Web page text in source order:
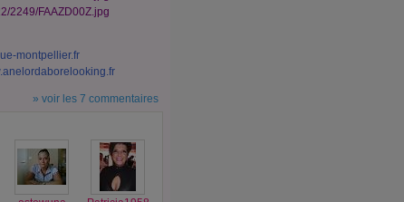
montpellier.fr
» voir les 7 commentaires